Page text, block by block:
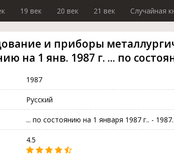
19 век 20 век 21 век Случайная
и приборы
на 1 янв. 1987 г. ... по
1987
Русский
... по состоянию на 1 января 1987 г.. -
4.5